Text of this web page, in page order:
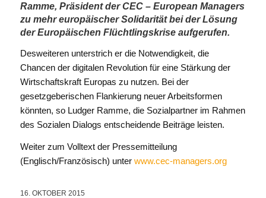
Ramme, Präsident der CEC – European Managers
zu mehr europäischer Solidarität bei der Lösung
der Europäischen Flüchtlingskrise aufgerufen.
Desweiteren unterstrich er die Notwendigkeit, die
Chancen der digitalen Revolution für eine Stärkung der
Wirtschaftskraft Europas zu nutzen. Bei der
gesetzgeberischen Flankierung neuer Arbeitsformen
könnten, so Ludger Ramme, die Sozialpartner im Rahmen
des Sozialen Dialogs entscheidende Beiträge leisten.
Weiter zum Volltext der Pressemitteilung
(Englisch/Französisch) unterwww.cec-managers.org
16. OKTOBER 2015